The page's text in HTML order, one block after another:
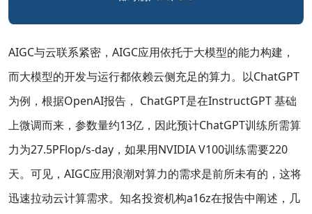
AIGC与云联系紧密，AIGC应用依托于大模型的能力构建，
而大模型的开发与运行都依赖云侧充足的算力。以ChatGPT
为例，根据OpenAI报告， ChatGPT是在InstructGPT 基础
上微调而来，参数量约13亿，因此预计ChatGPT训练所需算
力为27.5PFlop/s-day，如果用NVIDIA V100训练需要220
天。可见，AIGC应用浪潮对算力的需求是前所未有的，这将
迅速拉动云计算需求。知名投资机构a16z在报告中阐述，几